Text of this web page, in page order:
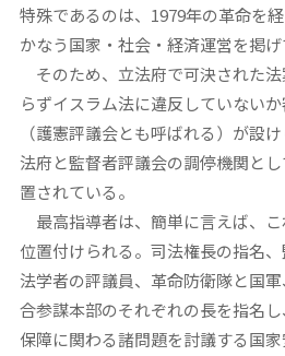
特殊であるのは、1979年の革命を
かなう国家・社会・経済運営を掲げ
そのため、立法府で可決された
らずイスラム法に違反していない
（護憲評議会とも呼ばれる）が設
法府と監督者評議会の調停機関と
置されている。
最高指導者は、簡単に言えば、
位置付けられる。司法権長の指名
法学者の評議員、革命防衛隊と国
合参謀本部のそれぞれの長を指名
保障に関わる諸問題を討議する国